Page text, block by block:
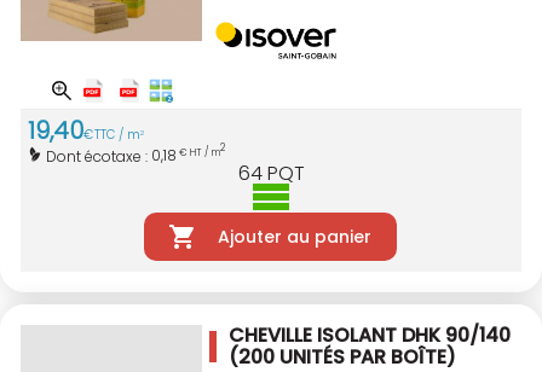
19,40€TTC / m2
Dont écotaxe : 0,18 € HT / m2
64PQT
Ajouter au panier
CHEVILLE ISOLANT DHK 90/140
(200 UNITÉS PAR BOÎTE)